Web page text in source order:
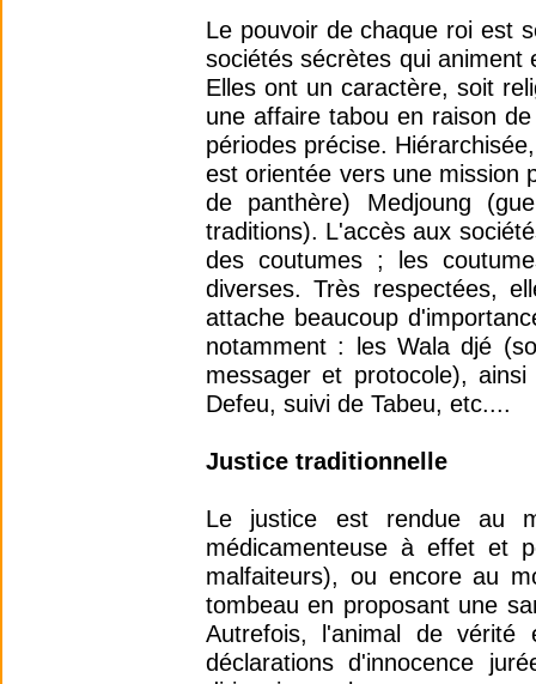
Le pouvoir de chaque roi est
sociétés sécrètes qui
Elles ont un caractère, soit
une affaire tabou en raison
périodes précise.
est orientée vers une mission
de panthère) Medjoung
traditions). L'accès aux
des coutumes ; les
diverses. Très respectées,
attache beaucoup
notamment : les Wala djé
messager et protocole),
Defeu, suivi de Tabeu, etc....
Justice traditionnelle
Le justice est rendue au
médicamenteuse à effet et
malfaiteurs), ou encore au
tombeau en proposant une
Autrefois, l'animal de
déclarations d'innocence